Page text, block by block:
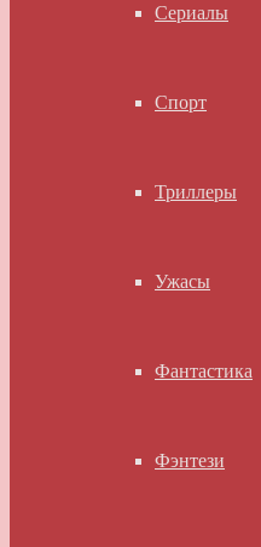
Сериалы
Спорт
Триллеры
Ужасы
Фантастика
Фэнтези